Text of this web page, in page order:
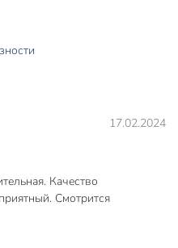
17.02.2024
Качество
Смотрится